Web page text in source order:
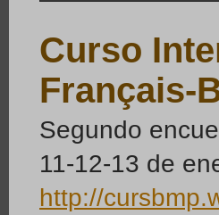
Curso
Français-
Segundo
11-12-13 de
http://